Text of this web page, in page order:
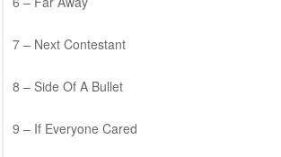
7 – Next Contestant
8 – Side Of A Bullet
9 – If Everyone Cared